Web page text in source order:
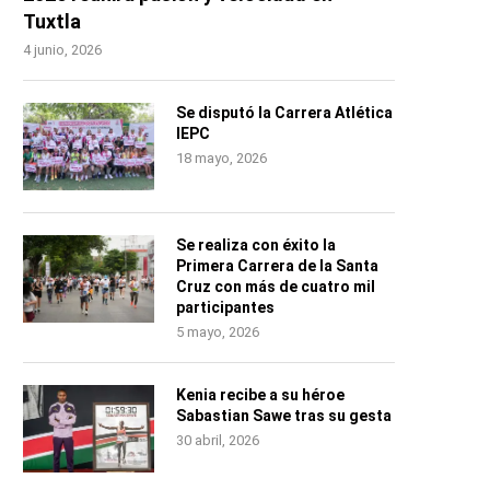
Tuxtla
4 junio, 2026
Se disputó la Carrera Atlética
IEPC
18 mayo, 2026
Se realiza con éxito la
Primera Carrera de la Santa
Cruz con más de cuatro mil
participantes
5 mayo, 2026
Kenia recibe a su héroe
Sabastian Sawe tras su gesta
30 abril, 2026